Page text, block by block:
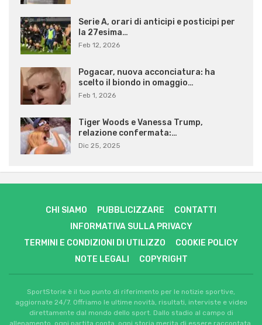
Serie A, orari di anticipi e posticipi per
la 27esima…
Feb 12, 2026
Pogacar, nuova acconciatura: ha
scelto il biondo in omaggio…
Feb 1, 2026
Tiger Woods e Vanessa Trump,
relazione confermata:…
Dic 25, 2025
CHI SIAMO PUBBLICIZZARE
CONTATTI
INFORMATIVA SULLA PRIVACY
TERMINI E CONDIZIONI DI UTILIZZO
COOKIE POLICY
NOTE LEGALI
COPYRIGHT
SportStorie è il tuo punto di riferimento per le notizie sportive,
aggiornate 24/7. Offriamo le ultime novità, risultati, interviste e video
direttamente dal mondo dello sport. Dallo stadio al campo di